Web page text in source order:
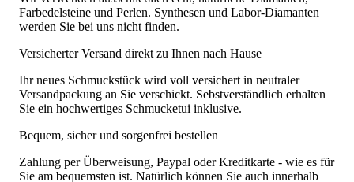
Farbedelsteine und Perlen. Synthesen und Labor-Diamanten
werden Sie bei uns nicht finden.
Versicherter Versand direkt zu Ihnen nach Hause
Ihr neues Schmuckstück wird voll versichert in neutraler
Versandpackung an Sie verschickt. Sebstverständlich erhalten
Sie ein hochwertiges Schmucketui inklusive.
Bequem, sicher und sorgenfrei bestellen
Zahlung per Überweisung, Paypal oder Kreditkarte - wie es für
Sie am bequemsten ist. Natürlich können Sie auch innerhalb